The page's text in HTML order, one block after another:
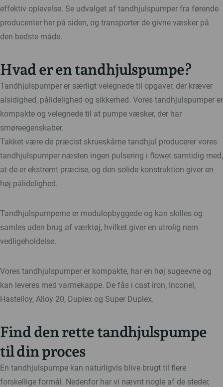
effektiv oplevelse. Se udvalget af tandhjulspumper fra førende
producenter her på siden, og transporter de givne væsker på
den bedste måde.
Hvad er en tandhjulspumpe?
Tandhjulspumper er særligt velegnede til opgaver, der kræver
alsidighed, pålidelighed og sikkerhed. Vores tandhjulspumper er
kompakte og velegnede til at pumpe væsker, der har
smøreegenskaber.
Takket være de præcist skrueskårne tandhjul producerer vores
tandhjulspumper næsten ingen pulsering i flowet samtidig med,
at de er ekstremt præcise, og den solide konstruktion giver en
høj pålidelighed.
Tandhjulspumperne er modulopbyggede og kan skilles og
samles uden brug af værktøj, hvilket giver en utrolig nem
vedligeholdelse.
Vores tandhjulspumper er kompakte, har en høj sugeevne og
kan leveres med varmekappe. De fås i cast iron, Inconel,
Hastelloy, Alloy 20, Duplex og Super Duplex.
Find den rette tandhjulspumpe
til din proces
En tandhjulspumpe kan naturligvis blive brugt til flere
forskellige formål. Nedenfor har vi nævnt nogle af de steder,